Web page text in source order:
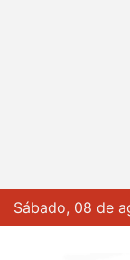
Sábado, 08 de